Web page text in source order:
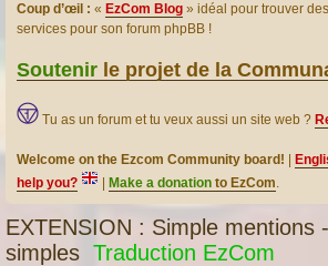
Coup d’œil : « EzCom Blog » idéal pour trouver
services pour son forum phpBB !
Soutenir le projet de la
Tu as un forum et tu veux aussi un site web ?
Welcome on the Ezcom Community board!
help you?
Make a donation to EzCom.
EXTENSION : Simple mentions
simples Traduction EzCom